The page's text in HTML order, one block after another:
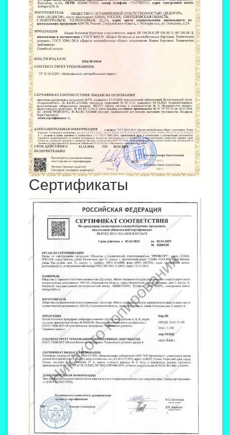
Сертификаты